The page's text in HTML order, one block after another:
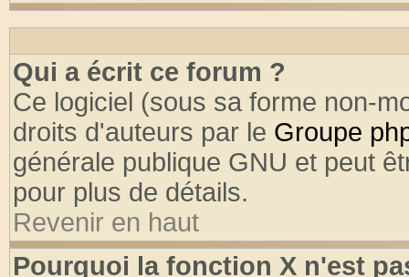
Qui a écrit ce forum ?
Ce logiciel (sous sa forme non-
droits d'auteurs par le Groupe
générale publique GNU et peut
pour plus de détails.
Revenir en haut
Pourquoi la fonction X n'est